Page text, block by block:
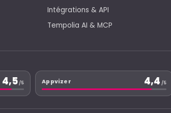
Intégrations & API
Tempolia AI & MCP
4,5/5 Appvizer 4,4 /5